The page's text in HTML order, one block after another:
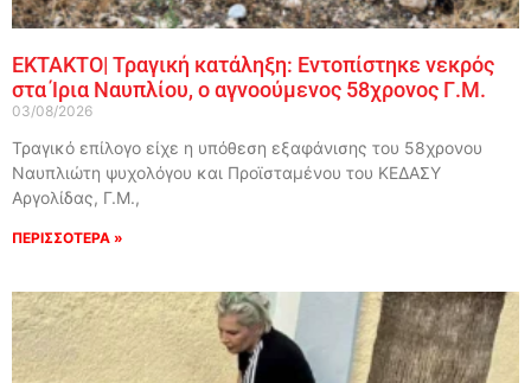
ΕΚΤΑΚΤΟ| Τραγική κατάληξη: Εντοπίστηκε νεκρός
στα Ίρια Ναυπλίου, ο αγνοούμενος 58χρονος Γ.Μ.
03/08/2026
Τραγικό επίλογο είχε η υπόθεση εξαφάνισης του 58χρονου
Ναυπλιώτη ψυχολόγου και Προϊσταμένου του ΚΕΔΑΣΥ
Αργολίδας, Γ.Μ.,
ΠΕΡΙΣΣΟΤΕΡΑ »